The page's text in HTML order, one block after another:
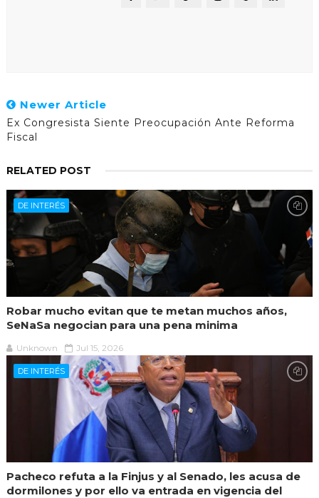
Newer Article
Ex Congresista Siente Preocupación Ante Reforma
Fiscal
RELATED POST
DE INTERÉS
Robar mucho evitan que te metan muchos años,
SeNaSa negocian para una pena minima
Unknown Jul 15, 2026
DE INTERÉS
Pacheco refuta a la Finjus y al Senado, les acusa de
dormilones y por ello va entrada en vigencia del